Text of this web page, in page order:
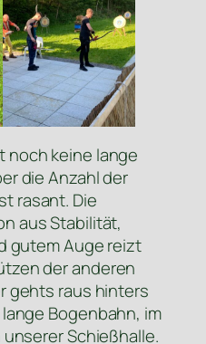
noch keine lange
die Anzahl der
rasant. Die
aus Stabilität,
gutem Auge reizt
der anderen
gehts raus hinters
Bogenbahn, im
Schießhalle.